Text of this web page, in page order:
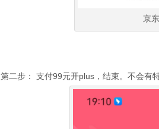
京
第二步： 支付99元开plus，结束。不会有